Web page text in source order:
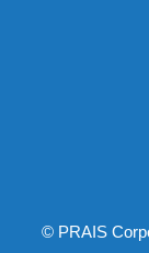
© PRAIS